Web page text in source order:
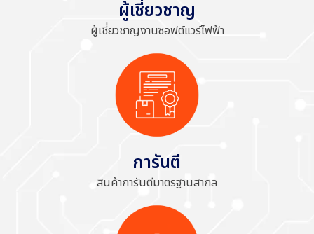
ผู้เชี่ยวชาญ
ผู้เชี่ยวชาญงานซอฟต์แวร์ไฟฟ้า
การันตี
สินค้าการันตีมาตรฐานสากล